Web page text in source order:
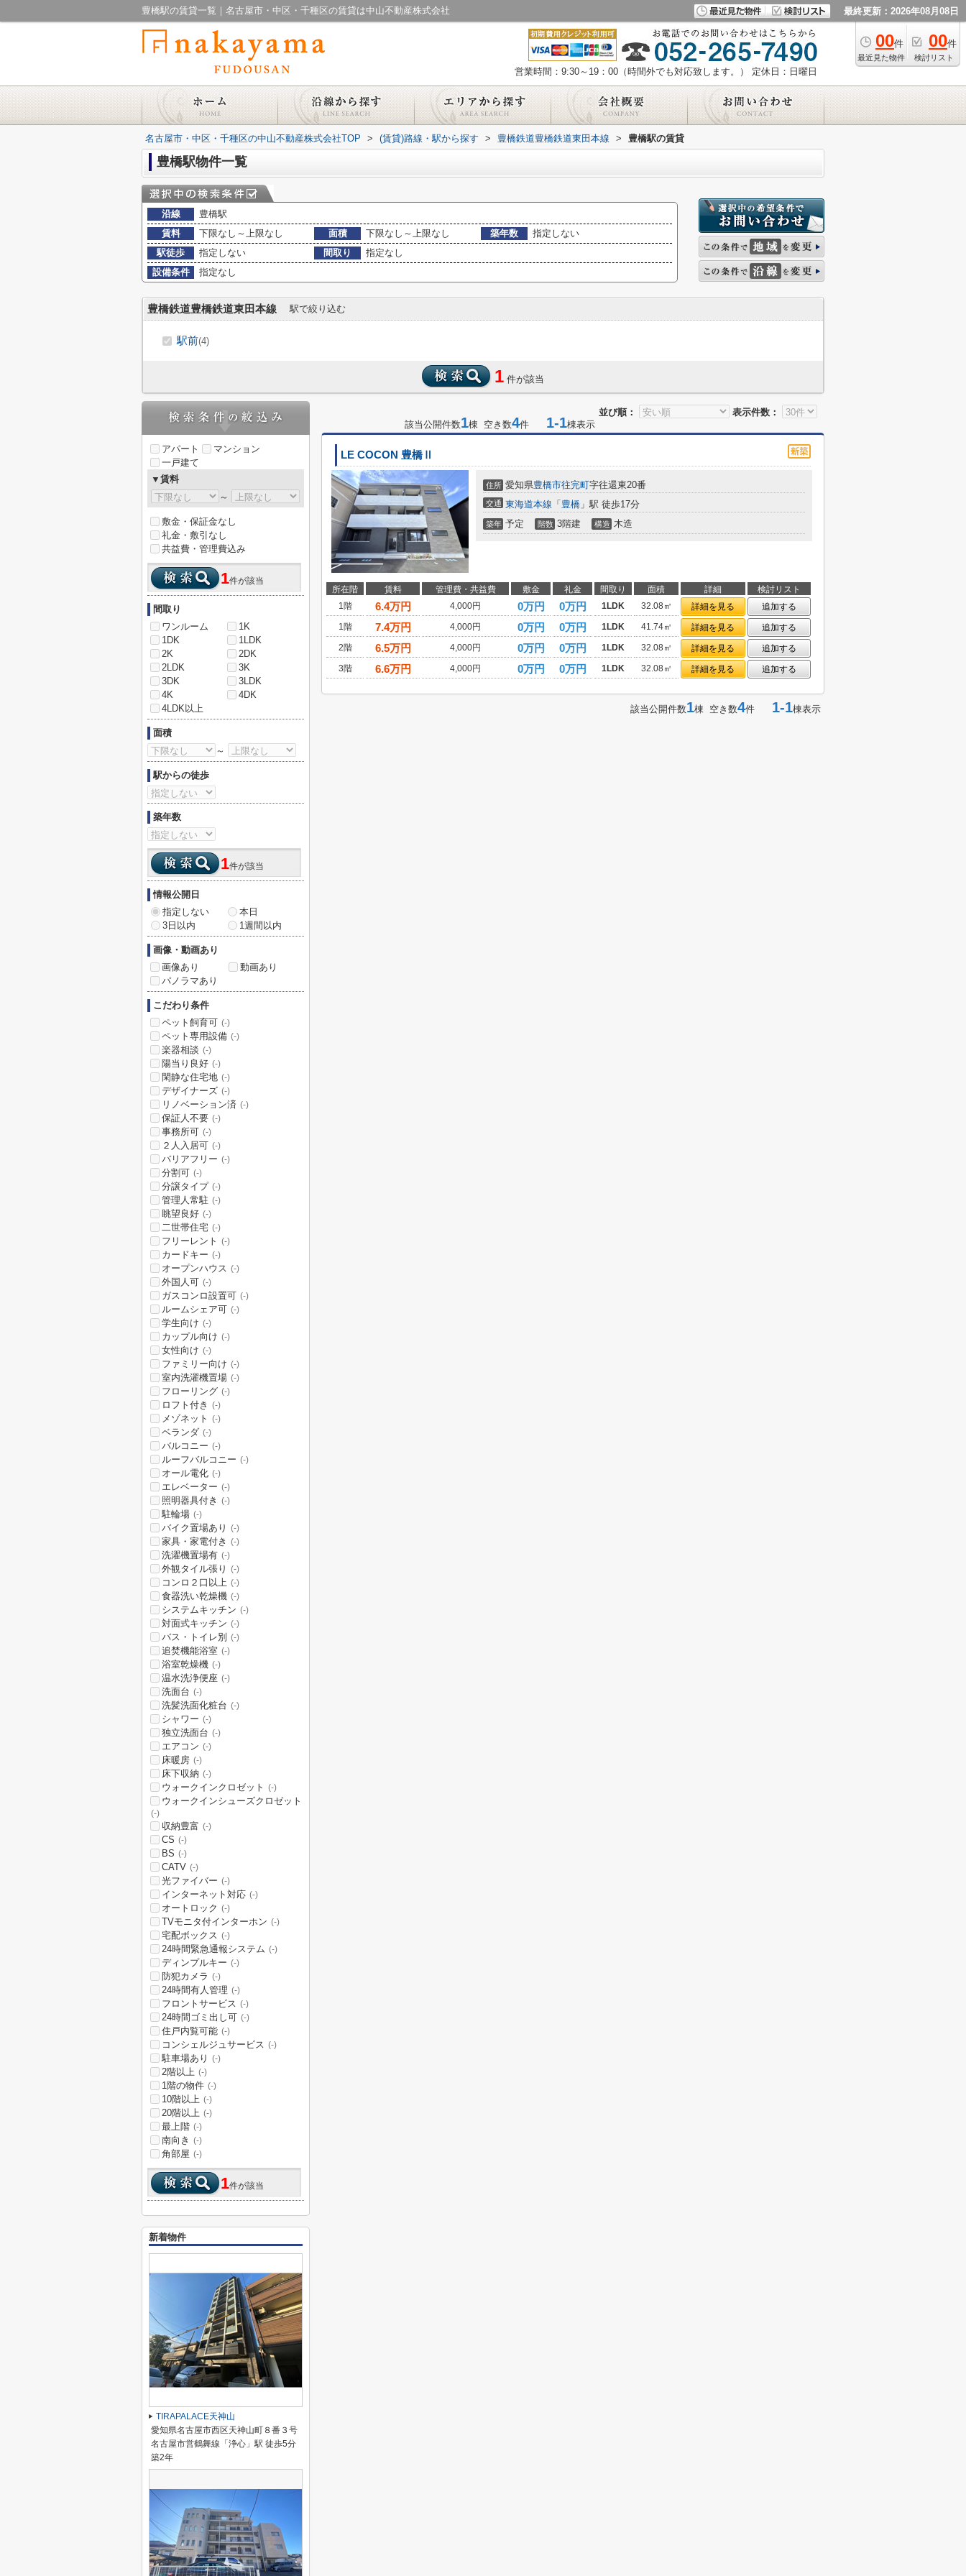
豊橋駅の賃貸一覧｜名古屋市・中区・千種区の賃貸は中山不動産株式会社 最終更新：2026年08月08日
00件
最近見た物件
00件
検討リスト
営業時間：9:30～19：00（時間外でも対応致します。） 定休日：日曜日
名古屋市・中区・千種区の中山不動産株式会社TOP > (賃貸)路線・駅から探す > 豊橋鉄道豊橋鉄道東田本線 > 豊橋駅の賃貸
豊橋駅物件一覧
沿線
豊橋駅
賃料
下限なし～上限なし 面積 下限なし～上限なし 築年数
指定しない
駅徒歩
指定しない 間取り
指定なし
設備条件
指定なし
豊橋鉄道豊橋鉄道東田本線 駅で絞り込む
駅前(4)
1 件が該当
並び順：
表示件数：
該当公開件数1棟 空き数4件 1-1棟表示
LE COCON 豊橋Ⅱ
住所 愛知県豊橋市往完町字往還東20番
交通 東海道本線 「 豊橋 」駅 徒歩17分
築年 予定 階数 3階建 構造 木造
所在階 賃料 管理費・共益費 敷金 礼金 間取り 面積 詳細
検討リスト
1階
6.4万円 4,000円 0万円 0万円 1LDK 32.08㎡ 詳細を見る
追加する
1階
7.4万円 4,000円 0万円 0万円 1LDK 41.74㎡ 詳細を見る
追加する
2階
6.5万円 4,000円 0万円 0万円 1LDK 32.08㎡ 詳細を見る
追加する
3階
6.6万円 4,000円 0万円 0万円 1LDK 32.08㎡ 詳細を見る 追加する
該当公開件数1棟 空き数4件 1-1棟表示
アパート
マンション
一戸建て
▼賃料
～
敷金・保証金なし
礼金・敷引なし
共益費・管理費込み
1件が該当
間取り
ワンルーム
1K
1DK
1LDK
2K
2DK
2LDK
3K
3DK
3LDK
4K
4DK
4LDK以上
面積
～
駅からの徒歩
築年数
1件が該当
情報公開日
指定しない
本日
3日以内
1週間以内
画像・動画あり
画像あり
動画あり
パノラマあり
こだわり条件
ペット飼育可 (-)
ペット専用設備 (-)
楽器相談 (-)
陽当り良好 (-)
閑静な住宅地 (-)
デザイナーズ (-)
リノベーション済 (-)
保証人不要 (-)
事務所可 (-)
２人入居可 (-)
バリアフリー (-)
分割可 (-)
分譲タイプ (-)
管理人常駐 (-)
眺望良好 (-)
二世帯住宅 (-)
フリーレント (-)
カードキー (-)
オープンハウス (-)
外国人可 (-)
ガスコンロ設置可 (-)
ルームシェア可 (-)
学生向け (-)
カップル向け (-)
女性向け (-)
ファミリー向け (-)
室内洗濯機置場 (-)
フローリング (-)
ロフト付き (-)
メゾネット (-)
ベランダ (-)
バルコニー (-)
ルーフバルコニー (-)
オール電化 (-)
エレベーター (-)
照明器具付き (-)
駐輪場 (-)
バイク置場あり (-)
家具・家電付き (-)
洗濯機置場有 (-)
外観タイル張り (-)
コンロ２口以上 (-)
食器洗い乾燥機 (-)
システムキッチン (-)
対面式キッチン (-)
バス・トイレ別 (-)
追焚機能浴室 (-)
浴室乾燥機 (-)
温水洗浄便座 (-)
洗面台 (-)
洗髪洗面化粧台 (-)
シャワー (-)
独立洗面台 (-)
エアコン (-)
床暖房 (-)
床下収納 (-)
ウォークインクロゼット (-)
ウォークインシューズクロゼット
(-)
収納豊富 (-)
CS (-)
BS (-)
CATV (-)
光ファイバー (-)
インターネット対応 (-)
オートロック (-)
TVモニタ付インターホン (-)
宅配ボックス (-)
24時間緊急通報システム (-)
ディンプルキー (-)
防犯カメラ (-)
24時間有人管理 (-)
フロントサービス (-)
24時間ゴミ出し可 (-)
住戸内覧可能 (-)
コンシェルジュサービス (-)
駐車場あり (-)
2階以上 (-)
1階の物件 (-)
10階以上 (-)
20階以上 (-)
最上階 (-)
南向き (-)
角部屋 (-)
1件が該当
新着物件
TIRAPALACE天神山
愛知県名古屋市西区天神山町８番３号
名古屋市営鶴舞線「浄心」駅 徒歩5分
築2年